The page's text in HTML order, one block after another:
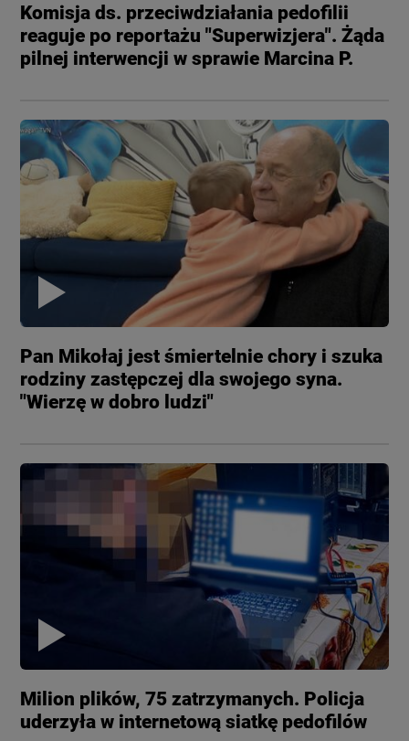
Komisja ds. przeciwdziałania pedofilii
reaguje po reportażu "Superwizjera". Żąda
pilnej interwencji w sprawie Marcina P.
Pan Mikołaj jest śmiertelnie chory i szuka
rodziny zastępczej dla swojego syna.
"Wierzę w dobro ludzi"
Milion plików, 75 zatrzymanych. Policja
uderzyła w internetową siatkę pedofilów